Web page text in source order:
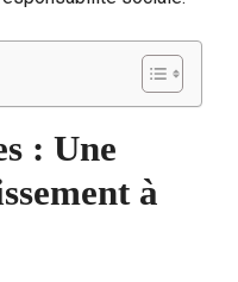
: Une
à